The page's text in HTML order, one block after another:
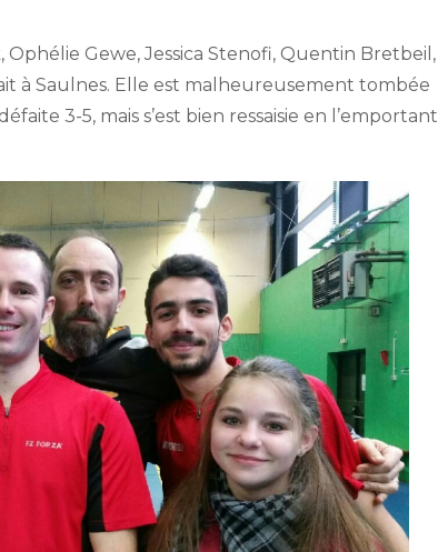
Gewe, Jessica Stenofi, Quentin Bretbeil,
à Saulnes. Elle est malheureusement tombée
3-5, mais s’est bien ressaisie en l’emportant